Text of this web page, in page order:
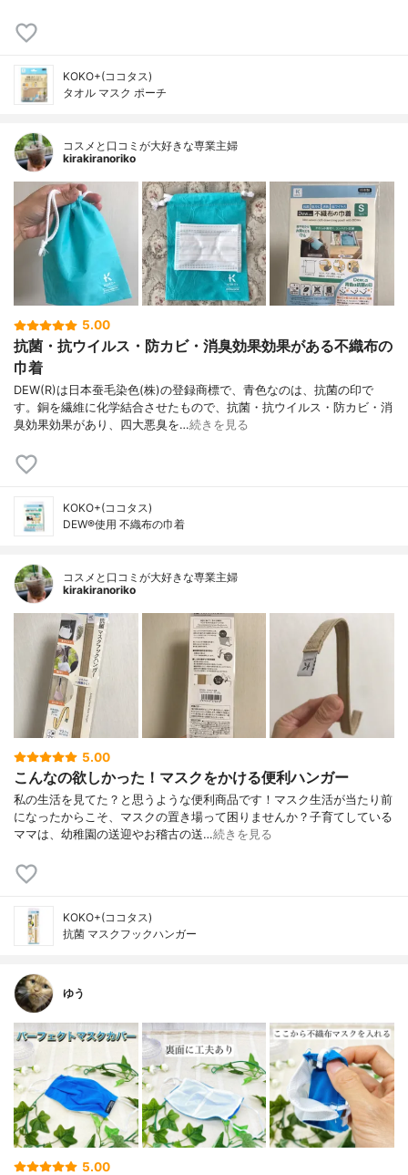
KOKO+(ココタス)
タオル マスク ポーチ
コスメと口コミが大好きな専業主婦
kirakiranoriko
5.00
抗菌・抗ウイルス・防カビ・消臭効果効果がある不織布の
巾着
DEW(R)は日本蚕毛染色(株)の登録商標で、青色なのは、抗菌の印で
す。銅を繊維に化学結合させたもので、抗菌・抗ウイルス・防カビ・消
臭効果効果があり、四大悪臭を…続きを見る
KOKO+(ココタス)
DEW®使用 不織布の巾着
コスメと口コミが大好きな専業主婦
kirakiranoriko
5.00
こんなの欲しかった！マスクをかける便利ハンガー
私の生活を見てた？と思うような便利商品です！マスク生活が当たり前
になったからこそ、マスクの置き場って困りませんか？子育てしている
ママは、幼稚園の送迎やお稽古の送…続きを見る
KOKO+(ココタス)
抗菌 マスクフックハンガー
ゆう
5.00